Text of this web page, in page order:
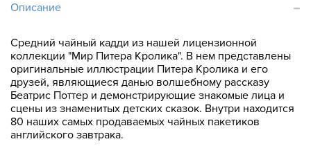
Описание
Средний чайный кадди из нашей лицензионной
коллекции "Мир Питера Кролика". В нем представлены
оригинальные иллюстрации Питера Кролика и его
друзей, являющиеся данью волшебному рассказу
Беатрис Поттер и демонстрирующие знакомые лица и
сцены из знаменитых детских сказок. Внутри находится
80 наших самых продаваемых чайных пакетиков
английского завтрака.